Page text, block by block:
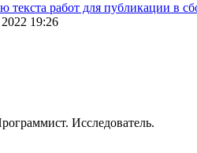
текста работ для публикации в
19:26
Исследователь.